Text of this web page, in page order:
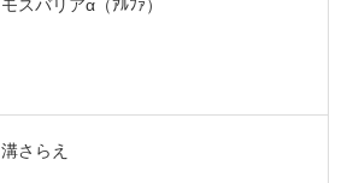
モスバリアα（ｱﾙﾌｧ）
溝さらえ